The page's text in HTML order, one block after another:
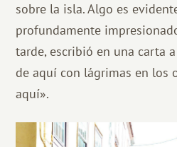
sobre la isla. Algo es
profundamente
tarde, escribió en una carta
de aquí con lágrimas en los
aquí».